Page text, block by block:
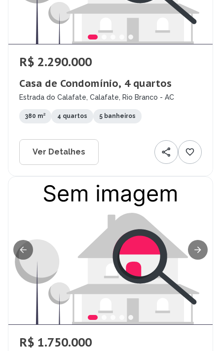
R$ 2.290.000
Casa de Condomínio, 4 quartos
Estrada do Calafate, Calafate, Rio Branco - AC
380 m² 4 quartos 5 banheiros
Ver Detalhes
R$ 1.750.000